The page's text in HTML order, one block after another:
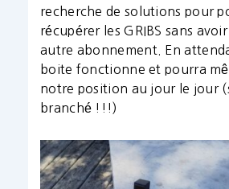
recherche de solutions pour
récupérer les GRIBS sans
autre abonnement. En
boite fonctionne et pourra
notre position au jour le jour
branché !!!)